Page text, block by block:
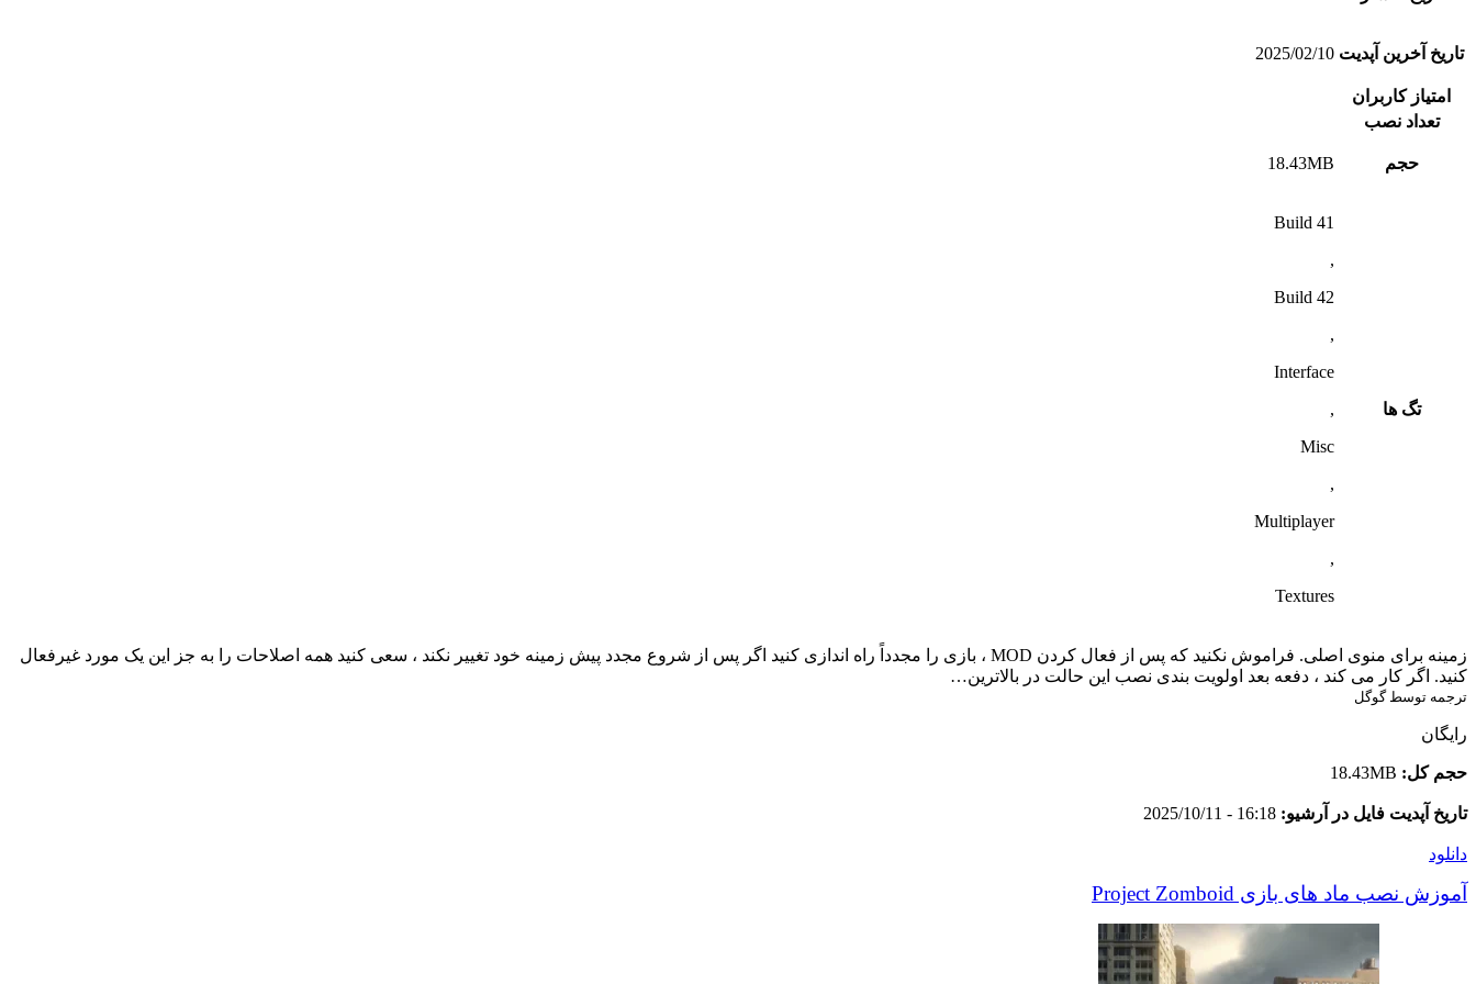
تاریخ آخرین آپدیت 2025/02/10
امتیاز کاربران
تعداد نصب
حجم 18.43MB
تگ ها
Build 41
,
Build 42
,
Interface
,
Misc
,
Multiplayer
,
Textures
زمینه برای منوی اصلی. فراموش نکنید که پس از فعال کردن MOD ، بازی را مجدداً راه اندازی کنید اگر پس از شروع مجدد پیش زمینه خود تغییر نکند ، سعی کنید همه اصلاحات را به جز این یک مورد غیرفعال
کنید. اگر کار می کند ، دفعه بعد اولویت بندی نصب این حالت در بالاترین…
ترجمه توسط گوگل
رایگان
حجم کل: 18.43MB
تاریخ آپدیت فایل در آرشیو: 16:18 - 2025/10/11
دانلود
آموزش نصب ماد های بازی Project Zomboid